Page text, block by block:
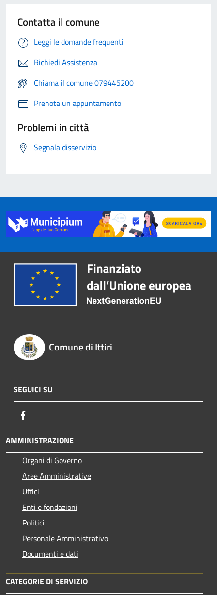
Contatta il comune
Leggi le domande frequenti
Richiedi Assistenza
Chiama il comune 079445200
Prenota un appuntamento
Problemi in città
Segnala disservizio
Comune di Ittiri
SEGUICI SU
AMMINISTRAZIONE
Organi di Governo
Aree Amministrative
Uffici
Enti e fondazioni
Politici
Personale Amministrativo
Documenti e dati
CATEGORIE DI SERVIZIO